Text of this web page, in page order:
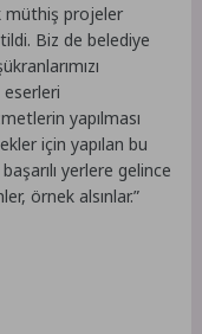
müthiş projeler
Biz de belediye
yapılması
için yapılan bu
yerlere gelince
örnek alsınlar.”